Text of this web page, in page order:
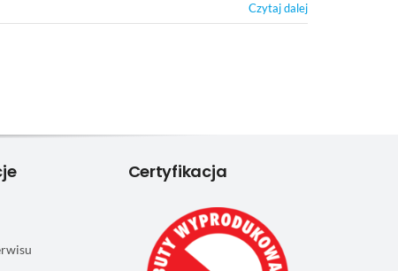
Czytaj dalej
Certyfikacja